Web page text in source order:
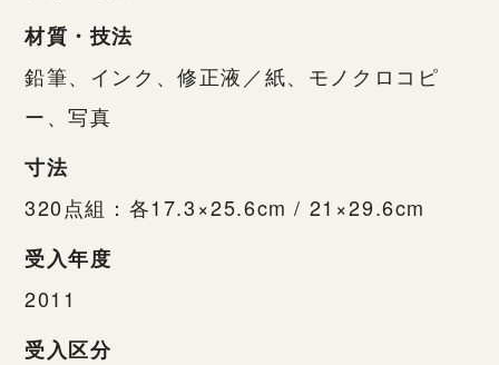
材質・技法
鉛筆、インク、修正液／紙、モノクロコピ
ー、写真
寸法
320点組：各17.3×25.6cm / 21×29.6cm
受入年度
2011
受入区分